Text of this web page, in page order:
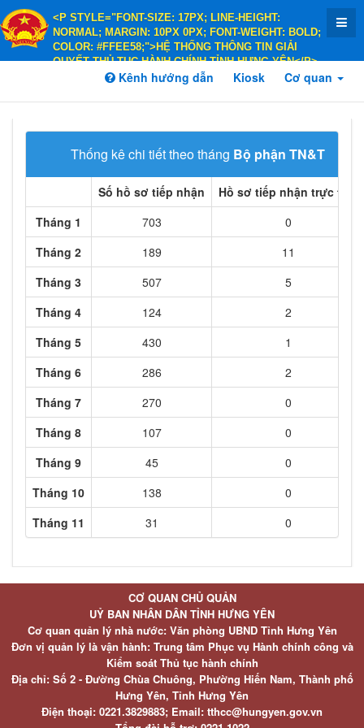
<P STYLE="FONT-SIZE: 17PX; LINE-HEIGHT:
NORMAL; MARGIN: 10PX 0PX; FONT-WEIGHT: BOLD;
COLOR: #FFEE58;">HỆ THỐNG THÔNG TIN GIẢI
QUYẾT THỦ TỤC HÀNH CHÍNH TỈNH HƯNG YÊN</P>
<P STYLE="FONT-SIZE: 14PX; LINE-HEIGHT:
COLOR: #FFEE58;">HÀNH CHÍNH PHỤC VỤ</P>
Kênh hướng dẫn Kiosk Cơ quan
Thống kê chi tiết theo tháng Bộ phận TN&TKQ
Số hồ sơ tiếp nhận
Hồ sơ tiếp nhận trực tiếp
Tháng 1
703
0
Tháng 2
189
11
Tháng 3
507
5
Tháng 4
124
2
Tháng 5
430
1
Tháng 6
286
2
Tháng 7
270
0
Tháng 8
107
0
Tháng 9
45
0
Tháng 10
138
0
Tháng 11
31 0
CƠ QUAN CHỦ QUẢN
UỶ BAN NHÂN DÂN TỈNH HƯNG YÊN
Cơ quan quản lý nhà nước: Văn phòng UBND Tỉnh Hưng Yên
Đơn vị quản lý là vận hành: Trung tâm Phục vụ Hành chính công và
Kiểm soát Thủ tục hành chính
Địa chỉ: Số 2 - Đường Chùa Chuông, Phường Hiến Nam, Thành phố
Hưng Yên, Tỉnh Hưng Yên
Điện thoại: 0221.3829883; Email: tthcc@hungyen.gov.vn